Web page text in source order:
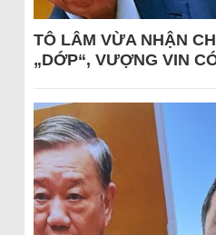
TÔ LÂM VỪA NHẬN
„DỚP“, VƯỢNG VIN